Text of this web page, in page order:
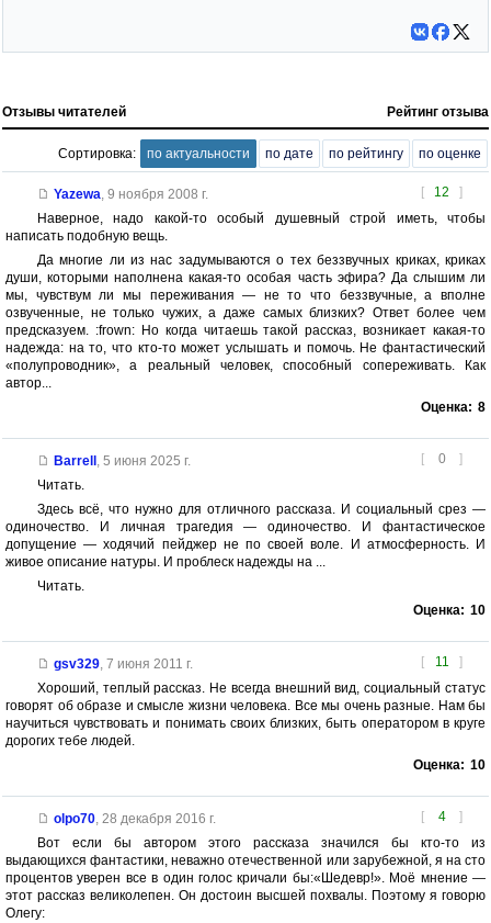
Отзывы читателей Рейтинг отзыва
Сортировка: по актуальности по дате по рейтингу по оценке
[ 12 ]
Yazewa, 9 ноября 2008 г.
Наверное, надо какой-то особый душевный строй иметь, чтобы
написать подобную вещь.
Да многие ли из нас задумываются о тех беззвучных криках, криках
души, которыми наполнена какая-то особая часть эфира? Да слышим ли
мы, чувствум ли мы переживания — не то что беззвучные, а вполне
озвученные, не только чужих, а даже самых близких? Ответ более чем
предсказуем. :frown: Но когда читаешь такой рассказ, возникает какая-то
надежда: на то, что кто-то может услышать и помочь. Не фантастический
«полупроводник», а реальный человек, способный сопереживать. Как
автор...
Оценка: 8
[ 0 ]
Barrell , 5 июня 2025 г.
Читать.
Здесь всё, что нужно для отличного рассказа. И социальный срез —
одиночество. И личная трагедия — одиночество. И фантастическое
допущение — ходячий пейджер не по своей воле. И атмосферность. И
живое описание натуры. И проблеск надежды на ...
Читать.
Оценка: 10
[ 11 ]
gsv329, 7 июня 2011 г.
Хороший, теплый рассказ. Не всегда внешний вид, социальный статус
говорят об образе и смысле жизни человека. Все мы очень разные. Нам бы
научиться чувствовать и понимать своих близких, быть оператором в круге
дорогих тебе людей.
Оценка: 10
[ 4 ]
olpo70, 28 декабря 2016 г.
Вот если бы автором этого рассказа значился бы кто-то из
выдающихся фантастики, неважно отечественной или зарубежной, я на сто
процентов уверен все в один голос кричали бы:«Шедевр!». Моё мнение —
этот рассказ великолепен. Он достоин высшей похвалы. Поэтому я говорю
Олегу: